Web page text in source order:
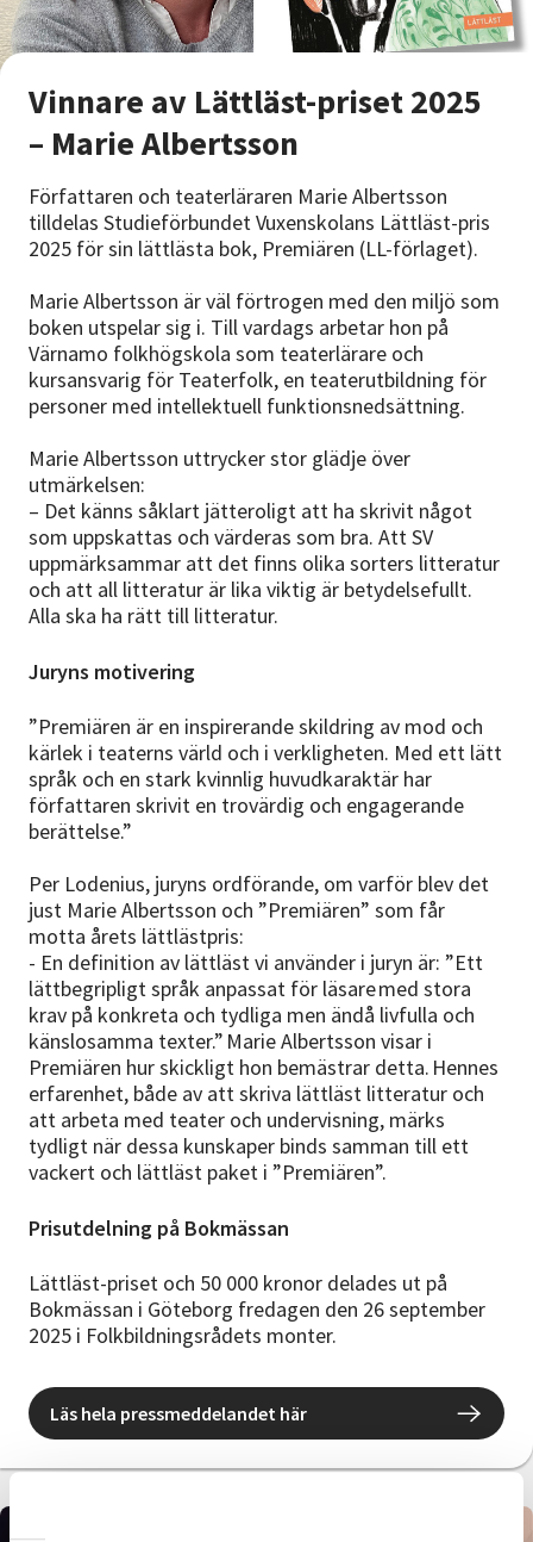
Vinnare av Lättläst-priset 2025
– Marie Albertsson
Författaren och teaterläraren Marie Albertsson
tilldelas Studieförbundet Vuxenskolans Lättläst-pris
2025 för sin lättlästa bok, Premiären (LL-förlaget).
Marie Albertsson är väl förtrogen med den miljö som
boken utspelar sig i. Till vardags arbetar hon på
Värnamo folkhögskola som teaterlärare och
kursansvarig för Teaterfolk, en teaterutbildning för
personer med intellektuell funktionsnedsättning.
Marie Albertsson uttrycker stor glädje över
utmärkelsen:
– Det känns såklart jätteroligt att ha skrivit något
som uppskattas och värderas som bra. Att SV
uppmärksammar att det finns olika sorters litteratur
och att all litteratur är lika viktig är betydelsefullt.
Alla ska ha rätt till litteratur.
Juryns motivering
”Premiären är en inspirerande skildring av mod och
kärlek i teaterns värld och i verkligheten. Med ett lätt
språk och en stark kvinnlig huvudkaraktär har
författaren skrivit en trovärdig och engagerande
berättelse.”
Per Lodenius, juryns ordförande, om varför blev det
just Marie Albertsson och ”Premiären” som får
motta årets lättlästpris:
- En definition av lättläst vi använder i juryn är: ”Ett
lättbegripligt språk anpassat för läsare med stora
krav på konkreta och tydliga men ändå livfulla och
känslosamma texter.” Marie Albertsson visar i
Premiären hur skickligt hon bemästrar detta. Hennes
erfarenhet, både av att skriva lättläst litteratur och
att arbeta med teater och undervisning, märks
tydligt när dessa kunskaper binds samman till ett
vackert och lättläst paket i ”Premiären”.
Prisutdelning på Bokmässan
Lättläst-priset och 50 000 kronor delades ut på
Bokmässan i Göteborg fredagen den 26 september
2025 i Folkbildningsrådets monter.
Läs hela pressmeddelandet här